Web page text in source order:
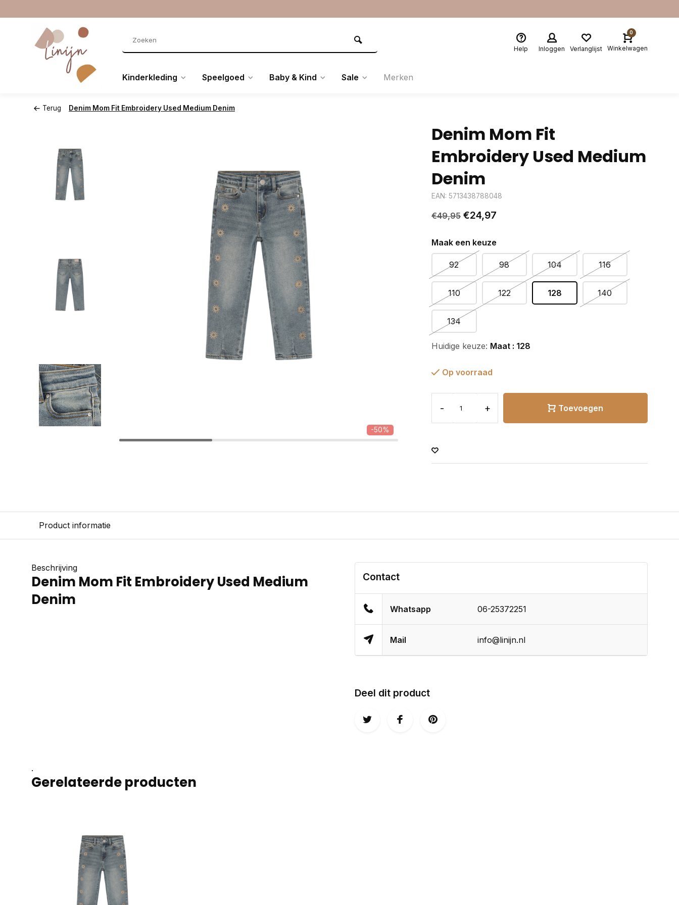
Help Inloggen Verlanglijst
0
Winkelwagen
Kinderkleding Speelgoed Baby & Kind Sale Merken
Terug Denim Mom Fit Embroidery Used Medium Denim
-50%
Denim Mom Fit
Embroidery Used Medium
Denim
EAN: 5713438788048
€49,95 €24,97
Maak een keuze
92 98 104 116
110 122 128 140
134
Huidige keuze: Maat : 128
Op voorraad
- + Toevoegen
Product informatie
Beschrijving
Denim Mom Fit Embroidery Used Medium
Denim
Contact
Whatsapp 06-25372251
Mail info@linijn.nl
Deel dit product
.
Gerelateerde producten